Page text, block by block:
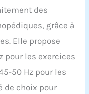
des
grâce à
Elle propose
pour les exercices
50 Hz pour les
de choix pour